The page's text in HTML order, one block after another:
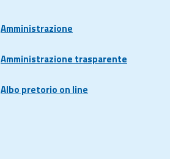
Amministrazione
Amministrazione trasparente
Albo pretorio on line